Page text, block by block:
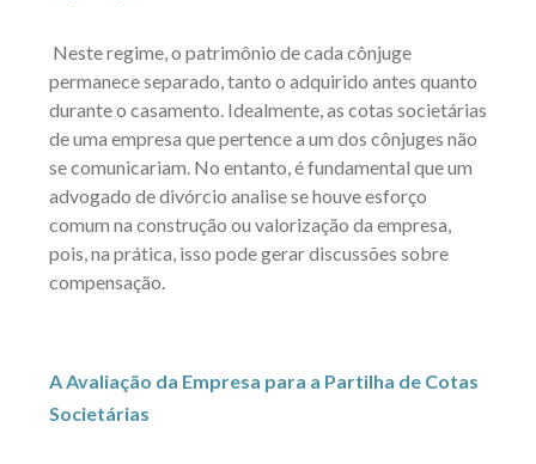
Neste regime, o patrimônio de cada cônjuge
permanece separado, tanto o adquirido antes quanto
durante o casamento. Idealmente, as cotas societárias
de uma empresa que pertence a um dos cônjuges não
se comunicariam. No entanto, é fundamental que um
advogado de divórcio analise se houve esforço
comum na construção ou valorização da empresa,
pois, na prática, isso pode gerar discussões sobre
compensação.
A Avaliação da Empresa para a Partilha de Cotas
Societárias